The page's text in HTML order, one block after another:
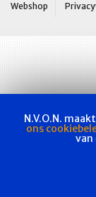
Webshop
N.V.O.N.
ons
van